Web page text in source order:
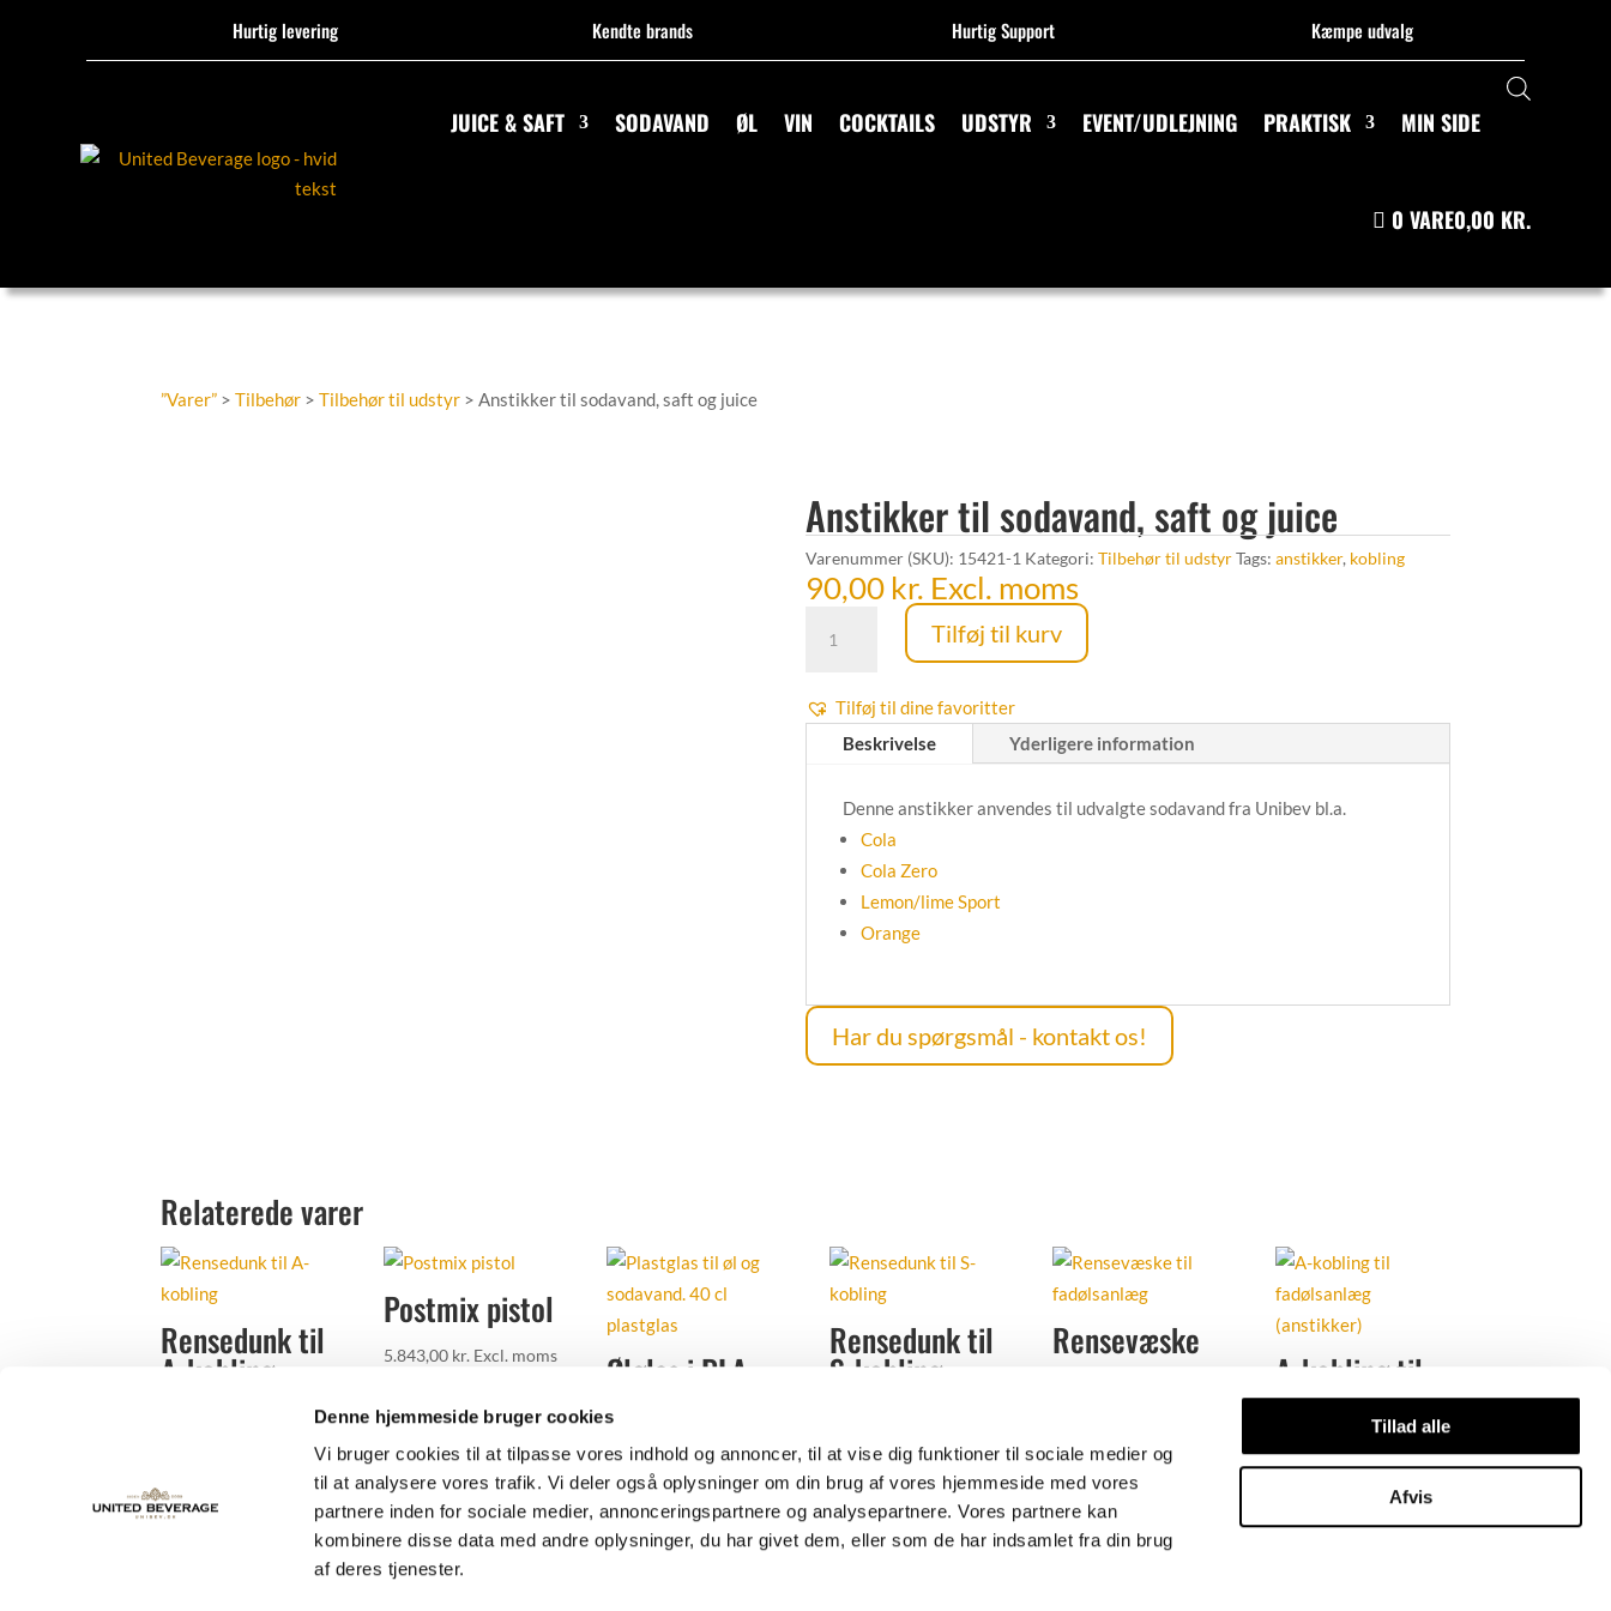
Denne hjemmeside bruger cookies
Vi bruger cookies til at tilpasse vores indhold og annoncer, til at vise dig funktioner til sociale medier og
til at analysere vores trafik. Vi deler også oplysninger om din brug af vores hjemmeside med vores
partnere inden for sociale medier, annonceringspartnere og analysepartnere. Vores partnere kan
kombinere disse data med andre oplysninger, du har givet dem, eller som de har indsamlet fra din brug
af deres tjenester.
Tillad alle
Afvis
Hurtig levering Kendte brands Hurtig Support Kæmpe udvalg
JUICE & SAFT SODAVAND ØL VIN COCKTAILS UDSTYR EVENT/UDLEJNING PRAKTISK MIN SIDE
0 VARE0,00 KR.
”Varer” >Tilbehør >Tilbehør til udstyr > Anstikker til sodavand, saft og juice
Anstikker til sodavand, saft og juice
Varenummer (SKU): 15421-1 Kategori: Tilbehør til udstyrTags: anstikker, kobling
90,00 kr. Excl. moms
saft
antal
Tilføj til kurv
Tilføj til dine favoritter
Beskrivelse
Yderligere information
Denne anstikker anvendes til udvalgte sodavand fra Unibev bl.a.
Cola
Cola Zero
Lemon/lime Sport
Orange
Har du spørgsmål - kontakt os!
Relaterede varer
Rensedunk til
A-kobling
Excl. moms
Tilføj til favoritter
Postmix pistol
5.843,00 kr. Excl. moms
Tilføj til favoritter
Ølglas i PLA
bioplast – 50
stk. 40 cl
97,50kr.Excl. moms
Tilføj til favoritter
Rensedunk til
S-kobling
Tilføj til favoritter
Rensevæske
A-kobling til
fadølsanlæg
(anstikker)
Tilføj til favoritter